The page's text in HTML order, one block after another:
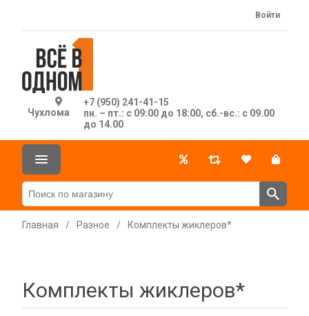
Чухлома
+7 (950) 241-41-15
пн. – пт.: с 09:00 до 18:00, сб.-вс.: с 09.00
до 14.00
Войти
Главная / Разное / Комплекты жиклеров*
Комплекты жиклеров*